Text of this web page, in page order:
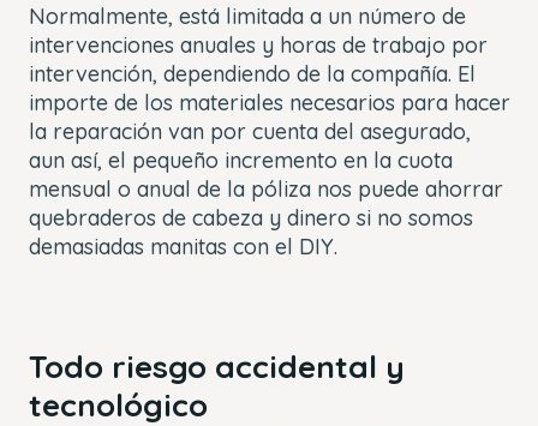
Normalmente, está limitada a un número de
intervenciones anuales y horas de trabajo por
intervención, dependiendo de la compañía. El
importe de los materiales necesarios para hacer
la reparación van por cuenta del asegurado,
aun así, el pequeño incremento en la cuota
mensual o anual de la póliza nos puede ahorrar
quebraderos de cabeza y dinero si no somos
demasiadas manitas con el DIY.
Todo riesgo accidental y
tecnológico